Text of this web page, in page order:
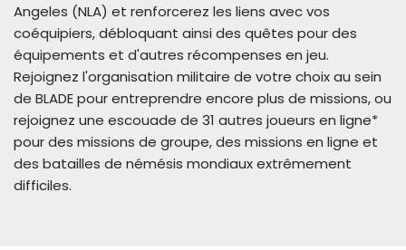
Angeles (NLA) et renforcerez les liens avec vos
coéquipiers, débloquant ainsi des quêtes pour des
équipements et d'autres récompenses en jeu.
Rejoignez l'organisation militaire de votre choix au sein
de BLADE pour entreprendre encore plus de missions, ou
rejoignez une escouade de 31 autres joueurs en ligne*
pour des missions de groupe, des missions en ligne et
des batailles de némésis mondiaux extrêmement
difficiles.